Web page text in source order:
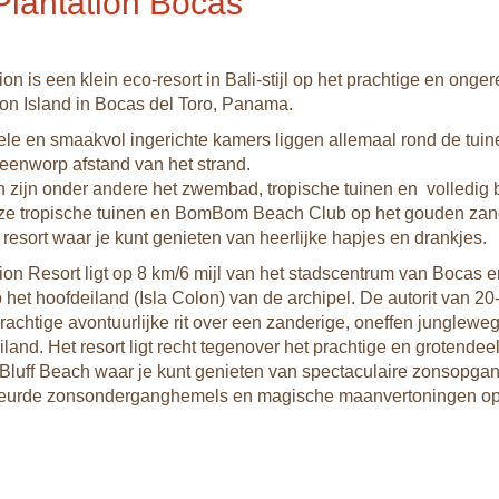
is een klein eco-resort in Bali-stijl op het prachtige en
Island in Bocas del Toro, Panama.
en smaakvol ingerichte kamers liggen allemaal rond de
afstand van het strand.
zijn onder andere het zwembad, tropische tuinen en volledig
tropische tuinen en BomBom Beach Club op het gouden
waar je kunt genieten van heerlijke hapjes en drankjes.
Resort ligt op 8 km/6 mijl van het stadscentrum van Bocas
het hoofdeiland (Isla Colon) van de archipel. De autorit van
avontuurlijke rit over een zanderige, oneffen
Het resort ligt recht tegenover het prachtige en
Beach waar je kunt genieten van spectaculaire
zonsonderganghemels en magische maanvertoningen